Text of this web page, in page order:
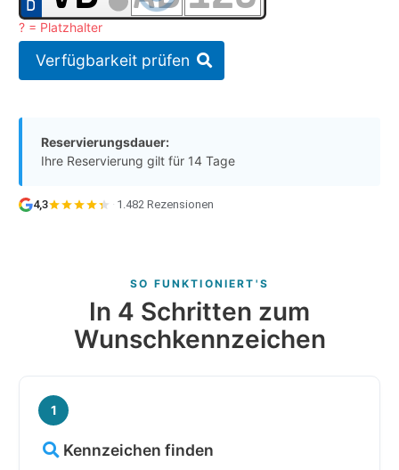
? = Platzhalter
Verfügbarkeit prüfen
Reservierungsdauer:
Ihre Reservierung gilt für 14 Tage
4,3 · 1.482 Rezensionen
SO FUNKTIONIERT'S
In 4 Schritten zum
Wunschkennzeichen
1
Kennzeichen finden